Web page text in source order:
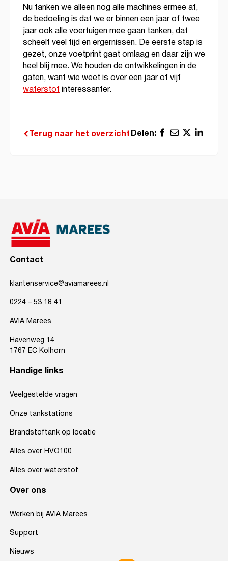
Nu tanken we alleen nog alle machines ermee af,
de bedoeling is dat we er binnen een jaar of twee
jaar ook alle voertuigen mee gaan tanken, dat
scheelt veel tijd en ergernissen. De eerste stap is
gezet, onze voetprint gaat omlaag en daar zijn we
heel blij mee. We houden de ontwikkelingen in de
gaten, want wie weet is over een jaar of vijf
waterstofinteressanter.
Terug naar het overzichtDelen:
Contact
klantenservice@aviamarees.nl
0224 – 53 18 41
AVIA Marees
Havenweg 14
1767 EC Kolhorn
Handige links
Veelgestelde vragen
Onze tankstations
Brandstoftank op locatie
Alles over HVO100
Alles over waterstof
Over ons
Werken bij AVIA Marees
Support
Nieuws